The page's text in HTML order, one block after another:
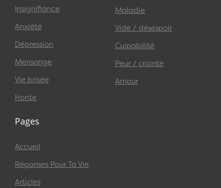
Insignifiance
Anxiété
Dépression
Mensonge
Vie brisée
Honte
Maladie
Vide / désespoir
Culpabilité
Peur / crainte
Amour
Pages
Accueil
Réponses Pour Ta Vie
Articles